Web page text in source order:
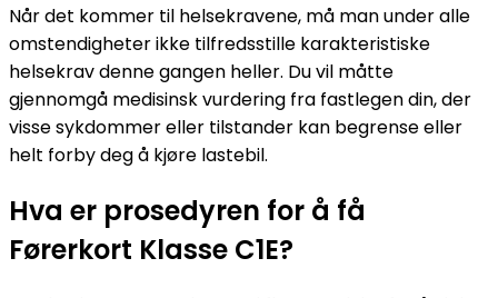
Når det kommer til helsekravene, må man under alle
omstendigheter ikke tilfredsstille karakteristiske
helsekrav denne gangen heller. Du vil måtte
gjennomgå medisinsk vurdering fra fastlegen din, der
visse sykdommer eller tilstander kan begrense eller
helt forby deg å kjøre lastebil.
Hva er prosedyren for å få
Førerkort Klasse C1E?